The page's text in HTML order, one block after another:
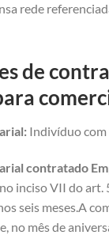
rede
de
Indivíduo com
contratado
inciso VII do
seis meses.A
no mês de